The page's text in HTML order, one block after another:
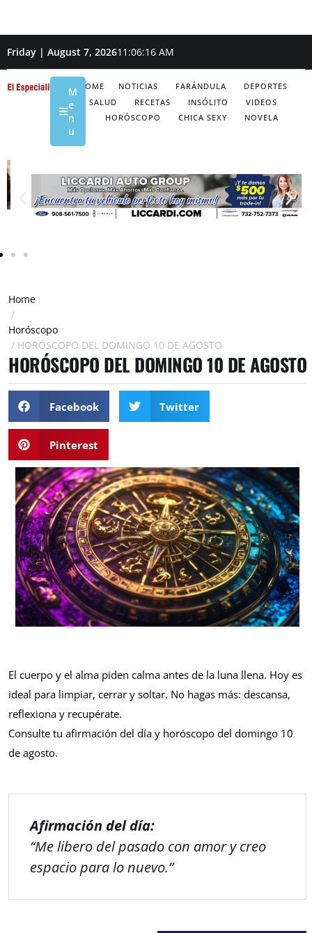
Friday | August 7, 202611:06:17 AM
HOME NOTICIAS FARÁNDULA
DEPORTES
SALUD
RECETAS INSÓLITO
VIDEOS
HORÓSCOPO
CHICA SEXY NOVELA
M
e
n
u
Home
/
Horóscopo
/ HORÓSCOPO DEL DOMINGO 10 DE AGOSTO
HORÓSCOPO DEL DOMINGO 10 DE AGOSTO
Facebook Twitter
Pinterest
El cuerpo y el alma piden calma antes de la luna llena. Hoy es
ideal para limpiar, cerrar y soltar. No hagas más: descansa,
reflexiona y recupérate.
Consulte tu afirmación del día y horóscopo del domingo 10
de agosto.
Afirmación del día:
“Me libero del pasado con amor y creo
espacio para lo nuevo.”